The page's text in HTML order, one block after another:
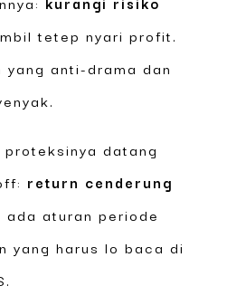
tetep nyari profit.
anti-drama dan
datang
return cenderung
ada aturan periode
yang harus lo baca di